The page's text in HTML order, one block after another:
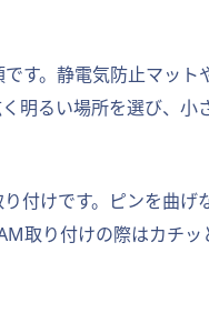
す。静電気防止マッ
明るい場所を選び、
付けです。ピンを曲
取り付けの際はカチッ